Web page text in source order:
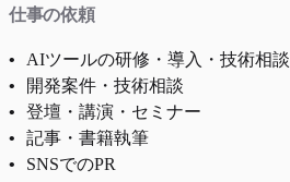
仕事の依頼
AIツールの研修・導入・技術相談
開発案件・技術相談
登壇・講演・セミナー
記事・書籍執筆
SNSでのPR